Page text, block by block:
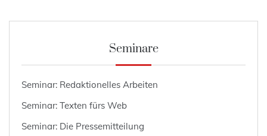
Seminare
Seminar: Redaktionelles Arbeiten
Seminar: Texten fürs Web
Seminar: Die Pressemitteilung